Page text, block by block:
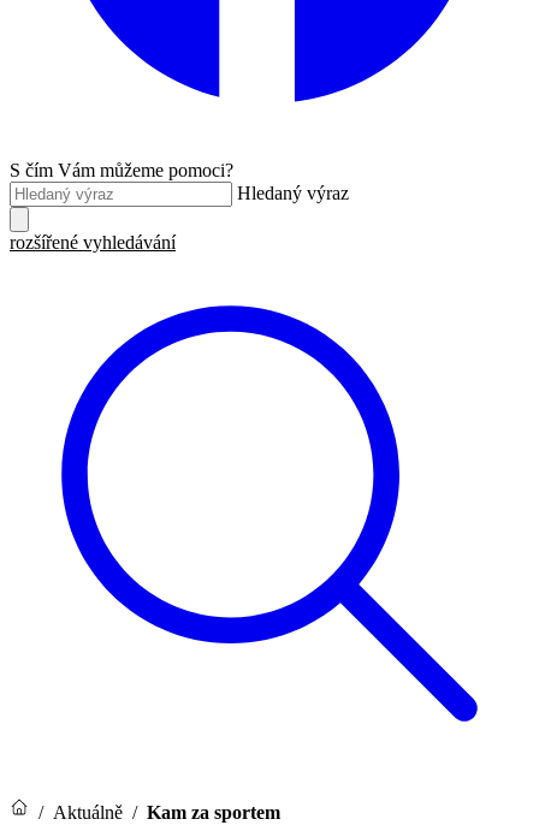
S čím Vám můžeme pomoci?
Hledaný výraz
rozšířené vyhledávání
/ Aktuálně / Kam za sportem